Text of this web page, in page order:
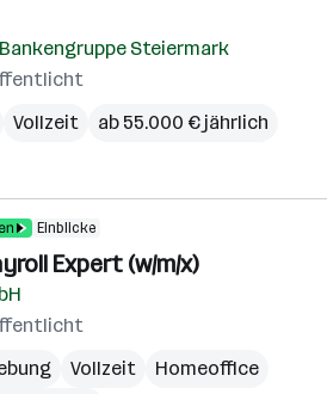
Steiermark
Vollzeit ab 55.000 € jährlich
Einblicke
Expert (w/m/x)
Vollzeit
Homeoffice